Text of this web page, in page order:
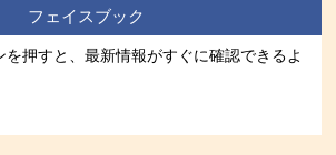
フェイスブック
を押すと、最新情報がすぐに確認できるよ